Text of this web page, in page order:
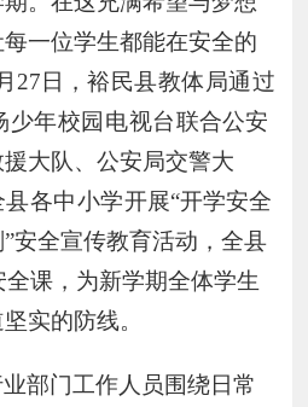
一位学生都能在安全的
27日，裕民县教体局通过
少年校园电视台联合公安
大队、公安局交警大
县各中小学开展“开学安全
安全宣传教育活动，全县
课，为新学期全体学生
实的防线。
部门工作人员围绕日常